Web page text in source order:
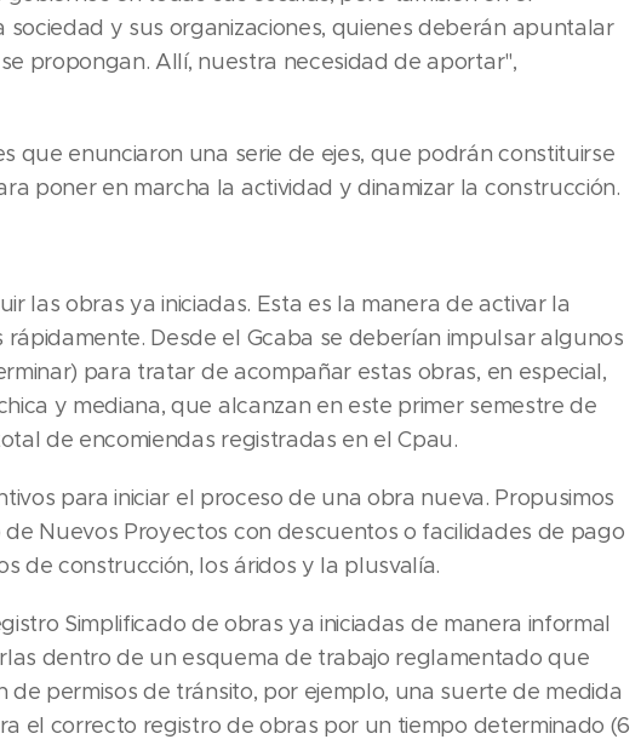
sociedad y sus organizaciones, quienes deberán apuntalar
propongan. Allí, nuestra necesidad de aportar",
que enunciaron una serie de ejes, que podrán constituirse
poner en marcha la actividad y dinamizar la construcción.
las obras ya iniciadas. Esta es la manera de activar la
rápidamente. Desde el Gcaba se deberían impulsar algunos
para tratar de acompañar estas obras, en especial,
y mediana, que alcanzan en este primer semestre de
de encomiendas registradas en el Cpau.
para iniciar el proceso de una obra nueva. Propusimos
Nuevos Proyectos con descuentos o facilidades de pago
de construcción, los áridos y la plusvalía.
Simplificado de obras ya iniciadas de manera informal
dentro de un esquema de trabajo reglamentado que
de permisos de tránsito, por ejemplo, una suerte de medida
el correcto registro de obras por un tiempo determinado (6